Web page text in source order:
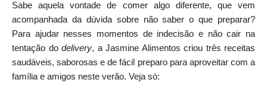
Sabe aquela vontade de comer algo diferente, que vem
acompanhada da dúvida sobre não saber o que preparar?
Para ajudar nesses momentos de indecisão e não cair na
tentação do delivery, a Jasmine Alimentos criou três receitas
saudáveis, saborosas e de fácil preparo para aproveitar com a
família e amigos neste verão. Veja só: